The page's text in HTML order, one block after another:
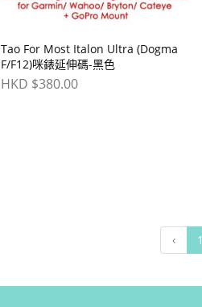
Tao For Most Italon Ultra (Dogma
F/F12)咪錶延伸碼-黑色
HKD $380.00
‹ 1